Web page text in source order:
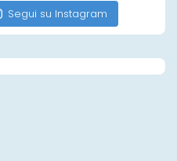
Segui su Instagram